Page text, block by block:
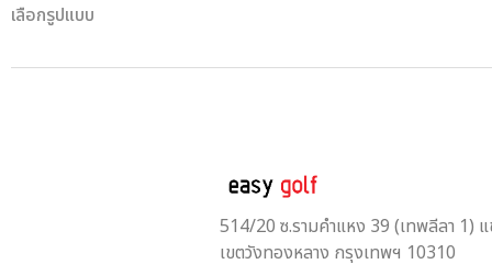
เลือกรูปแบบ
514/20 ซ.รามคำแหง 39 (เทพลีลา 1)
เขตวังทองหลาง กรุงเทพฯ 10310